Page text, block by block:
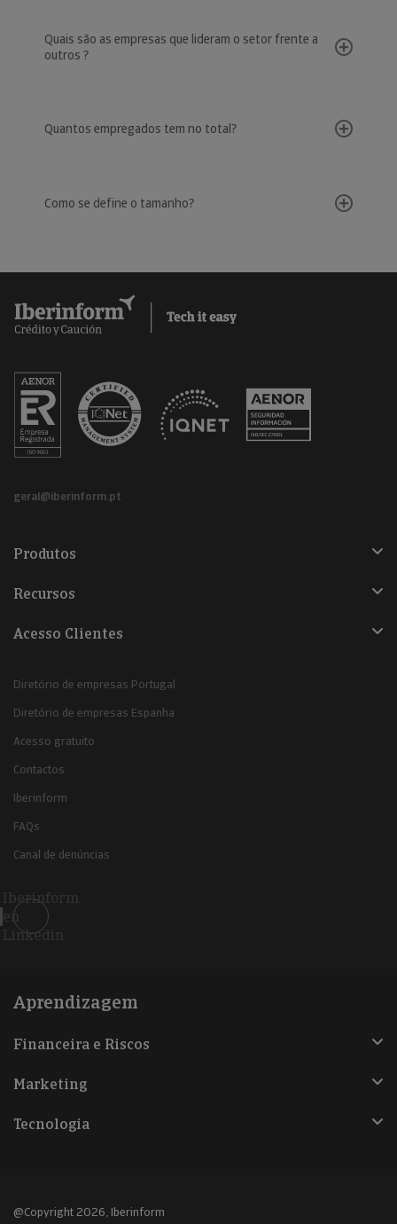
Quais são as empresas que lideram o setor frente a
outros ?
Quantos empregados tem no total?
Como se define o tamanho?
geral@iberinform.pt
Produtos
Recursos
Acesso Clientes
Diretório de empresas Portugal
Diretório de empresas Espanha
Acesso gratuito
Contactos
Iberinform
FAQs
Canal de denúncias
Iberinform
en
Linkedin
Aprendizagem
Financeira e Riscos
Marketing
Tecnologia
@Copyright 2026, Iberinform